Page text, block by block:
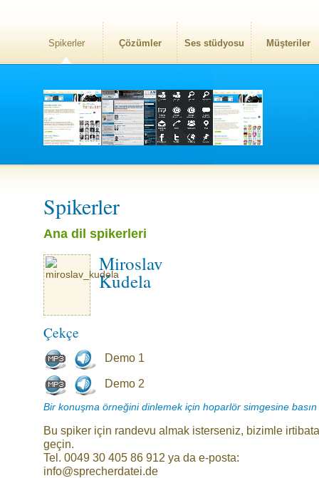
Spikerler Çözümler Ses stüdyosu Müşteriler
Spikerler
Ana dil spikerleri
Miroslav
Kudela
Çekçe
Demo 1
Demo 2
Bir konuşma örneğini dinlemek için hoparlör simgesine basın
Bu spiker için randevu almak isterseniz, bizimle irtibata
geçin.
Tel. 0049 30 405 86 912 ya da e-posta:
info@sprecherdatei.de